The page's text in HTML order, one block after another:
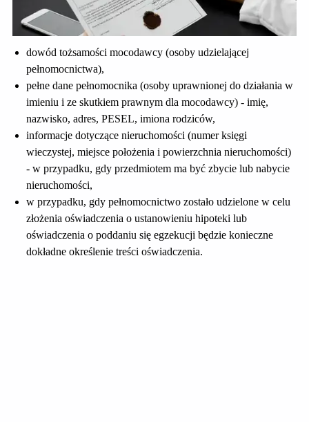
dowód tożsamości mocodawcy (osoby udzielającej
pełnomocnictwa),
pełne dane pełnomocnika (osoby uprawnionej do działania w
imieniu i ze skutkiem prawnym dla mocodawcy) - imię,
nazwisko, adres, PESEL, imiona rodziców,
informacje dotyczące nieruchomości (numer księgi
wieczystej, miejsce położenia i powierzchnia nieruchomości)
- w przypadku, gdy przedmiotem ma być zbycie lub nabycie
nieruchomości,
w przypadku, gdy pełnomocnictwo zostało udzielone w celu
złożenia oświadczenia o ustanowieniu hipoteki lub
oświadczenia o poddaniu się egzekucji będzie konieczne
dokładne określenie treści oświadczenia.